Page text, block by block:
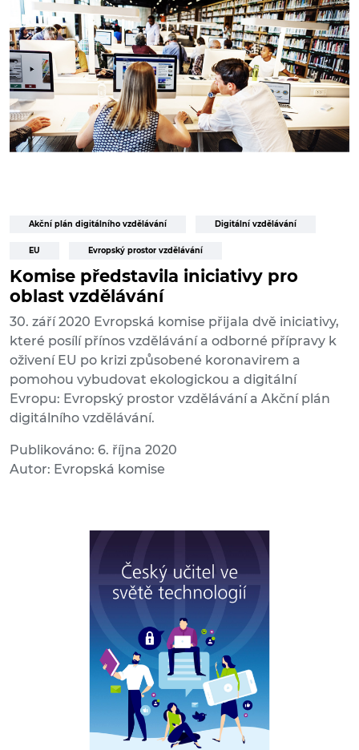
Akční plán digitálního vzdělávání Digitální vzdělávání
EU Evropský prostor vzdělávání
Komise představila iniciativy pro
oblast vzdělávání
30. září 2020 Evropská komise přijala dvě iniciativy,
které posílí přínos vzdělávání a odborné přípravy k
oživení EU po krizi způsobené koronavirem a
pomohou vybudovat ekologickou a digitální
Evropu: Evropský prostor vzdělávání a Akční plán
digitálního vzdělávání.
Publikováno: 6. října 2020
Autor: Evropská komise